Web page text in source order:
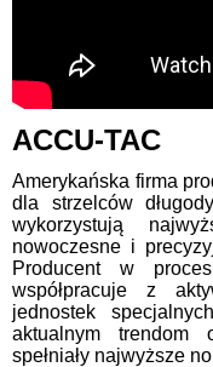
ACCU-TAC
Amerykańska firma
dla strzelców
wykorzystują
nowoczesne i
Producent w
współpracuje z
jednostek
aktualnym trendom
spełniały najwyższe